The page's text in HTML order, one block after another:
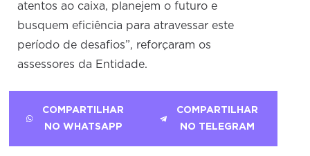
atentos ao caixa, planejem o futuro e
busquem eficiência para atravessar este
período de desafios”, reforçaram os
assessores da Entidade.
COMPARTILHAR
NO WHATSAPP
COMPARTILHAR
NO TELEGRAM